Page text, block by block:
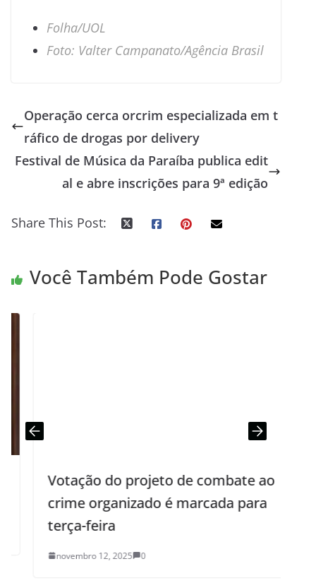
Folha/UOL
Foto: Valter Campanato/Agência Brasil
Operação cerca orcrim especializada em t
ráfico de drogas por delivery
Festival de Música da Paraíba publica edit
al e abre inscrições para 9ª edição
Share This Post:
Você Também Pode Gostar
Votação do projeto de combate ao
crime organizado é marcada para
terça-feira
novembro 12, 2025 0